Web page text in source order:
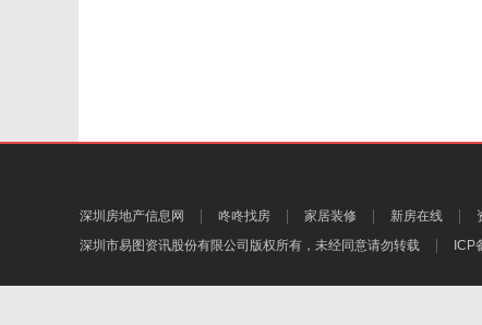
深圳房地产信息网 咚咚找房 家居装修 新房在线
深圳市易图资讯股份有限公司 版权所有，未经同意请勿转载 ICP